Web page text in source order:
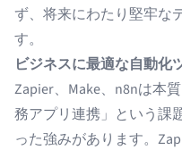
ず、将来にわたり堅牢な
す。
ビジネスに最適な自動化
Zapier、Make、n8nは本
務アプリ連携」という課
った強みがあります。